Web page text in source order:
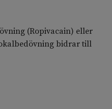
(Ropivacain) eller
bidrar till